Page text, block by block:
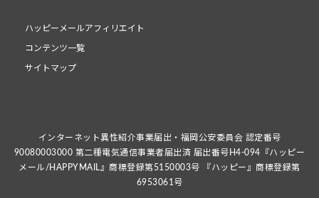
ハッピーメールアフィリエイト
コンテンツ一覧
サイトマップ
インターネット異性紹介事業届出・福岡公安委員会 認定番号
90080003000 第二種電気通信事業者届出済 届出番号H4-094『ハッピー
メール/HAPPYMAIL』商標登録第5150003号 『ハッピー』商標登録第
6953061号